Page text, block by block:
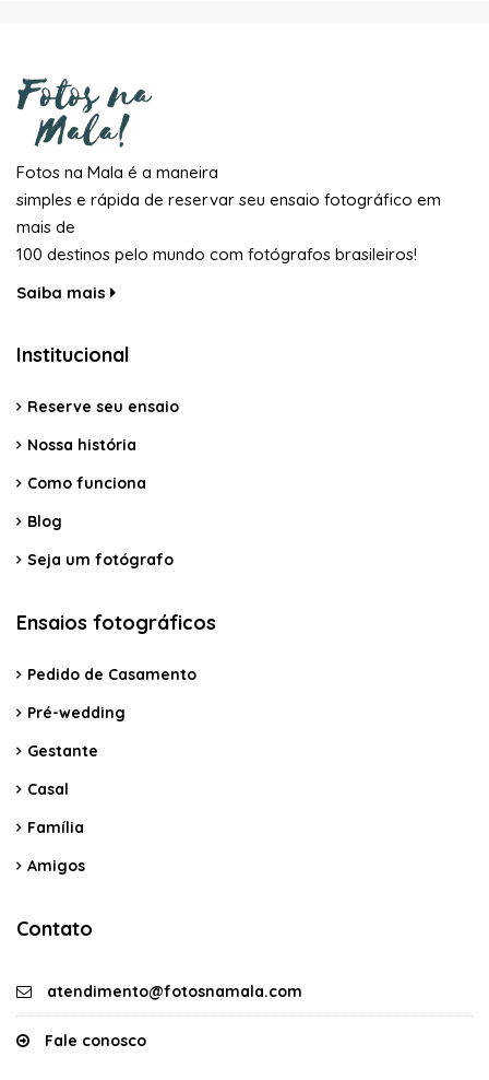
Fotos na Mala é a maneira
simples e rápida de reservar seu ensaio fotográfico em
mais de
100 destinos pelo mundo com fotógrafos brasileiros!
Saiba mais
Institucional
Reserve seu ensaio
Nossa história
Como funciona
Blog
Seja um fotógrafo
Ensaios fotográficos
Pedido de Casamento
Pré-wedding
Gestante
Casal
Família
Amigos
Contato
atendimento@fotosnamala.com
Fale conosco